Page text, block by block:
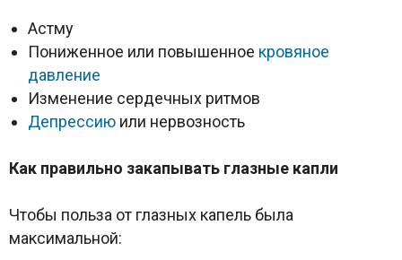
Астму
Пониженное или повышенное кровяное
давление
Изменение сердечных ритмов
Депрессию или нервозность
Как правильно закапывать глазные капли
Чтобы польза от глазных капель была
максимальной: